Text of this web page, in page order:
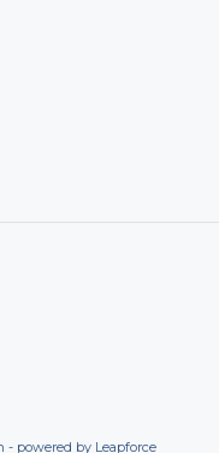
- powered by Leapforce